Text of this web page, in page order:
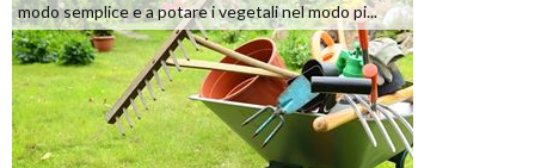
modo semplice e a potare i vegetali nel modo pi...